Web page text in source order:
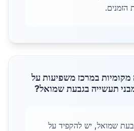
הזמנים.
מקומיות במרכז משפיעות על
תעשייה בגבעת שמואל?
שמואל, יש להקפיד על